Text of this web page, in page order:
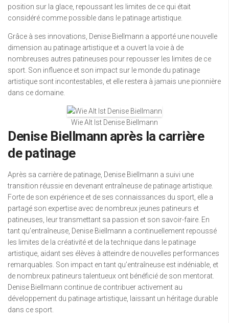
position sur la glace, repoussant les limites de ce qui était
considéré comme possible dans le patinage artistique.
Grâce à ses innovations, Denise Biellmann a apporté une nouvelle
dimension au patinage artistique et a ouvert la voie à de
nombreuses autres patineuses pour repousser les limites de ce
sport. Son influence et son impact sur le monde du patinage
artistique sont incontestables, et elle restera à jamais une pionnière
dans ce domaine.
Wie Alt Ist Denise Biellmann
Denise Biellmann après la carrière
de patinage
Après sa carrière de patinage, Denise Biellmann a suivi une
transition réussie en devenant entraîneuse de patinage artistique.
Forte de son expérience et de ses connaissances du sport, elle a
partagé son expertise avec de nombreux jeunes patineurs et
patineuses, leur transmettant sa passion et son savoir-faire. En
tant qu’entraîneuse, Denise Biellmann a continuellement repoussé
les limites de la créativité et de la technique dans le patinage
artistique, aidant ses élèves à atteindre de nouvelles performances
remarquables. Son impact en tant qu’entraîneuse est indéniable, et
de nombreux patineurs talentueux ont bénéficié de son mentorat.
Denise Biellmann continue de contribuer activement au
développement du patinage artistique, laissant un héritage durable
dans ce sport.